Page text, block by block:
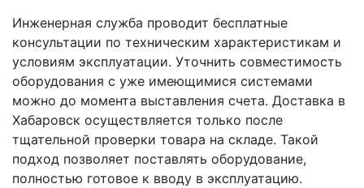
Инженерная служба проводит бесплатные
консультации по техническим характеристикам и
условиям эксплуатации. Уточнить совместимость
оборудования с уже имеющимися системами
можно до момента выставления счета. Доставка в
Хабаровск осуществляется только после
тщательной проверки товара на складе. Такой
подход позволяет поставлять оборудование,
полностью готовое к вводу в эксплуатацию.